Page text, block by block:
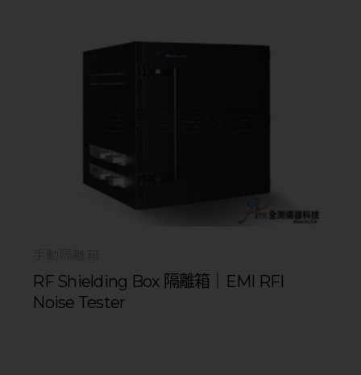
RF Shielding Box 隔離箱｜EMI RFI
Noise Tester